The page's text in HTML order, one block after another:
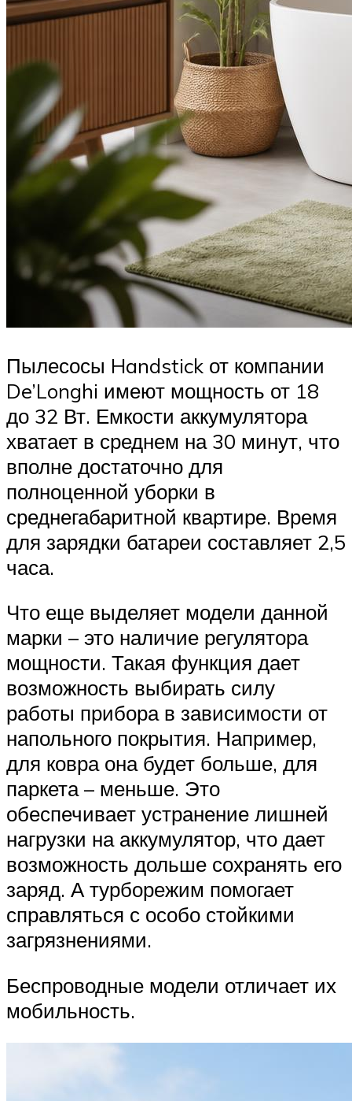
Пылесосы Handstick от компании
De’Longhi имеют мощность от 18
до 32 Вт. Емкости аккумулятора
хватает в среднем на 30 минут, что
вполне достаточно для
полноценной уборки в
среднегабаритной квартире. Время
для зарядки батареи составляет 2,5
часа.
Что еще выделяет модели данной
марки – это наличие регулятора
мощности. Такая функция дает
возможность выбирать силу
работы прибора в зависимости от
напольного покрытия. Например,
для ковра она будет больше, для
паркета – меньше. Это
обеспечивает устранение лишней
нагрузки на аккумулятор, что дает
возможность дольше сохранять его
заряд. А турборежим помогает
справляться с особо стойкими
загрязнениями.
Беспроводные модели отличает их
мобильность.